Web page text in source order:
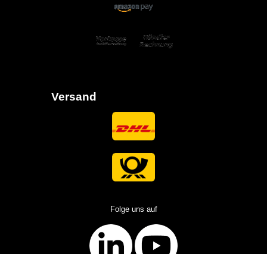
Versand
Folge uns auf